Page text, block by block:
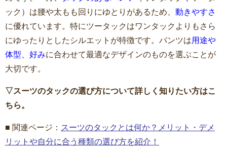
ック）は腰や太もも回りにゆとりがあるため、 動きやすさ
に優れています。特にツータックはワンタックよりもさら
にゆったりとしたシルエットが特徴です。パンツは用途や
体型、好みに合わせて最適なデザインのものを選ぶことが
大切です。
▽スーツのタックの選び方について詳しく知りたい方はこ
ちら。
■ 関連ページ： スーツのタックとは何か？メリット・デメ
リットや自分に合う種類の選び方を紹介！